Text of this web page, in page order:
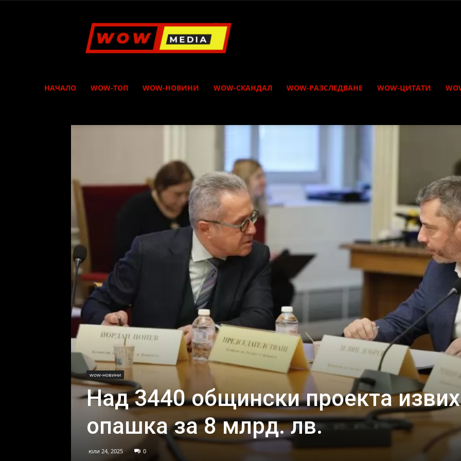
Media
НАЧАЛО WOW-ТОП WOW-НОВИНИ WOW-СКАНДАЛ WOW-РАЗСЛЕДВАНЕ WOW-ЦИТАТИ
wow-новини
Над 3440 общински проекта
опашка за 8 млрд. лв.
юли 24, 2025 0